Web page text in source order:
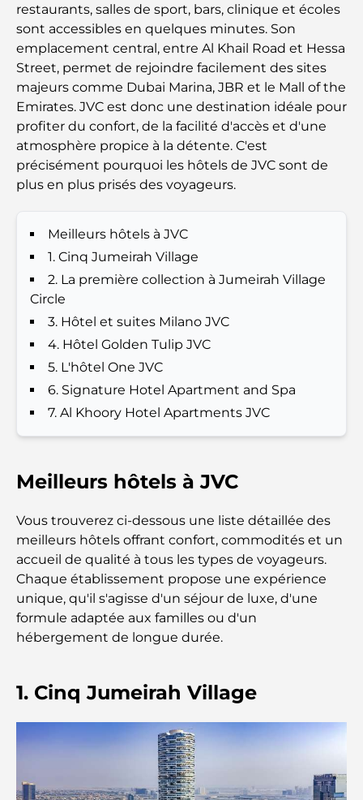
Écoles à proximité de Palm Jumeirah : un guide
complet pour les familles
Les meilleurs hôtels de Business Bay, à Dubaï :
votre guide ultime
Les meilleurs cafés avec vue à Dubaï : un parfait
mélange de saveurs et de paysages
Restaurants avec vue sur le Burj Al Arab :
Clubs de plage de Palm Jumeirah : Guide complet
2026
Restaurants italiens du centre-ville de Dubaï : un
avant-goût d'Italie au cœur de la ville
summum du fitness
Le guide ultime des restaurants gastronomiques
Business Bay, à Dubaï.
Hôpitaux publics à Dubaï : des soins de santé
complets pour tous
Lamborghini les plus chères jamais construites : la
liste ultime des collectionneurs
complet pour les parents
Les meilleures écoles près de Damac Hills 2 : un
guide pour les familles
Les meilleurs restaurants indiens de Dubaï : un
restaurants, salles de sport, bars, clinique et écoles
sont accessibles en quelques minutes. Son
emplacement central, entre Al Khail Road et Hessa
Street, permet de rejoindre facilement des sites
majeurs comme Dubai Marina, JBR et le Mall of the
Emirates. JVC est donc une destination idéale pour
profiter du confort, de la facilité d'accès et d'une
atmosphère propice à la détente. C'est
précisément pourquoi les hôtels de JVC sont de
plus en plus prisés des voyageurs.
Meilleurs hôtels à JVC
1. Cinq Jumeirah Village
2. La première collection à Jumeirah Village
Circle
3. Hôtel et suites Milano JVC
4. Hôtel Golden Tulip JVC
5. L'hôtel One JVC
6. Signature Hotel Apartment and Spa
7. Al Khoory Hotel Apartments JVC
Meilleurs hôtels à JVC
Vous trouverez ci-dessous une liste détaillée des
meilleurs hôtels offrant confort, commodités et un
accueil de qualité à tous les types de voyageurs.
Chaque établissement propose une expérience
unique, qu'il s'agisse d'un séjour de luxe, d'une
formule adaptée aux familles ou d'un
hébergement de longue durée.
1. Cinq Jumeirah Village